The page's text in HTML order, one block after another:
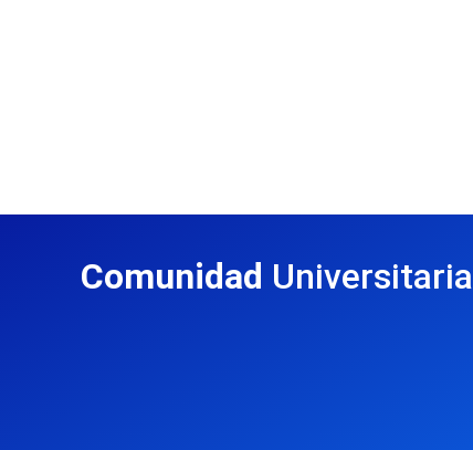
Comunidad Universitaria